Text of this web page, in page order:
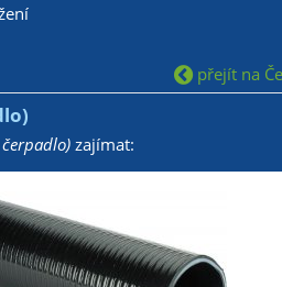
přejít na
zajímat: